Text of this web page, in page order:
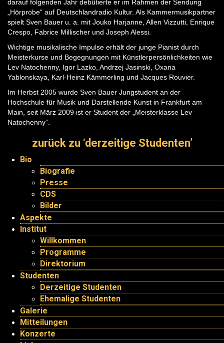
darauf folgenden Jahr debütierte er im Rahmen der Sendung
„Hörprobe“ auf Deutschlandradio Kultur. Als Kammermusikpartner
spielt Sven Bauer u. a. mit Jouko Harjanne, Allen Vizzutti, Enrique
Crespo, Fabrice Millischer und Joseph Alessi.
Wichtige musikalische Impulse erhält der junge Pianist durch
Meisterkurse und Begegnungen mit Künstlerpersönlichkeiten wie
Lev Natochenny, Igor Lazko, Andrzej Jasinski, Oxana
Yablonskaya, Karl-Heinz Kämmerling und Jacques Rouvier.
Im Herbst 2005 wurde Sven Bauer Jungstudent an der
Hochschule für Musik und Darstellende Kunst in Frankfurt am
Main, seit März 2009 ist er Student der „Meisterklasse Lev
Natochenny”.
zurück zu ‘derzeitige Studenten’
Bio
Biografie
Presse
CDS
Bilder
Aspekte
Institut
Willkommen
Programme
Direktorium
Studenten
Derzeitige Studenten
Ehemalige Studenten
Galerie
Mitteilungen
Konzerte